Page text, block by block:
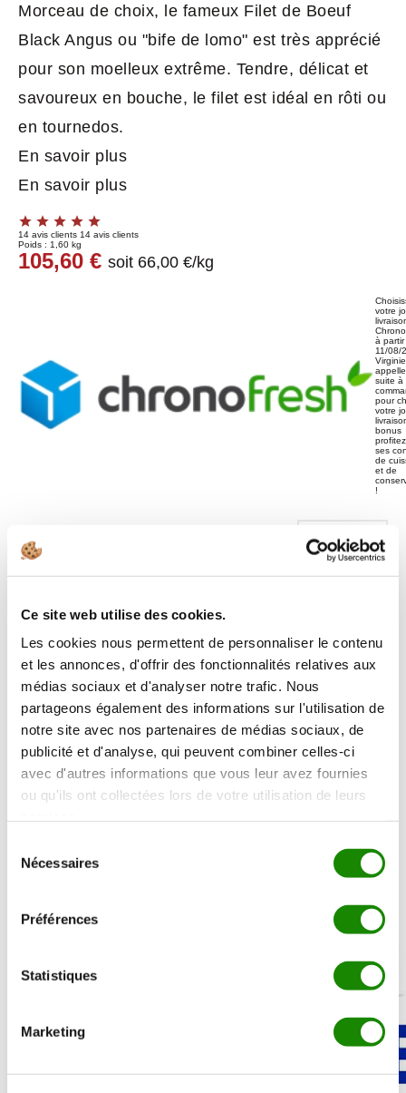
Ce site web utilise des cookies.
Les cookies nous permettent de personnaliser le contenu
et les annonces, d'offrir des fonctionnalités relatives aux
médias sociaux et d'analyser notre trafic. Nous
partageons également des informations sur l'utilisation de
notre site avec nos partenaires de médias sociaux, de
publicité et d'analyse, qui peuvent combiner celles-ci
avec d'autres informations que vous leur avez fournies
ou qu'ils ont collectées lors de votre utilisation de leurs
Nécessaires
Préférences
Statistiques
Marketing
Morceau de choix, le fameux Filet de Boeuf
Black Angus ou "bife de lomo" est très apprécié
pour son moelleux extrême. Tendre, délicat et
savoureux en bouche, le filet est idéal en rôti ou
en tournedos.
En savoir plus
En savoir plus
14 avis clients 14 avis clients
Poids : 1,60 kg
105,60 € soit 66,00 €/kg
votre
à
11/08/
suite à
pour
votre
bonus
ses
de
et de
!
FILET DE BOEUF | BLACK
ANGUS
14 avis clients
14 avis clients
Poids :1,60 kg
105,60 € soit 66,00 €/kg
Livraison